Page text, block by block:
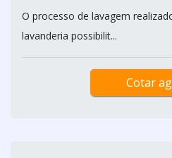
O processo de lavagem
lavanderia possibilit...
Cotar